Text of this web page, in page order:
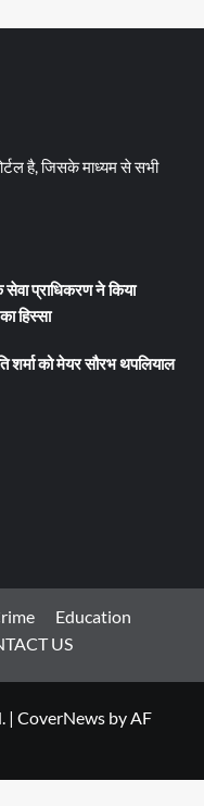
है, जिसके माध्यम से सभी
सेवा प्राधिकरण ने किया
हिस्सा
को मेयर सौरभ थपलियाल
Education
US
| CoverNews by AF